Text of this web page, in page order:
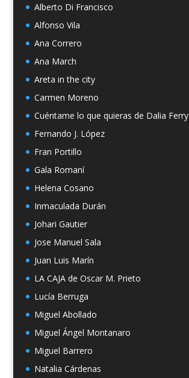
Alberto Di Francisco
Alfonso Vila
Ana Correro
Ana March
Areta in the city
Carmen Moreno
Cuéntame lo que quieras de Dalia Ferry
Fernando J. López
Fran Portillo
Gala Romaní
Helena Cosano
Inmaculada Durán
Johari Gautier
Jose Manuel Sala
Juan Luis Marín
LA CAJA de Oscar M. Prieto
Lucía Berruga
Miguel Abollado
Miguel Ángel Montanaro
Miguel Barrero
Natalia Cárdenas